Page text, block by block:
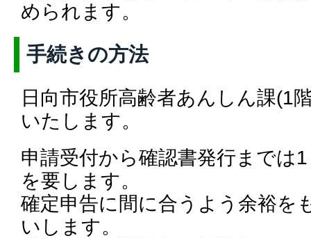
められます。
手続きの方法
日向市役所高齢者あんしん課(1
いたします。
申請受付から確認書発行までは
を要します。
確定申告に間に合うよう余裕を
いします。